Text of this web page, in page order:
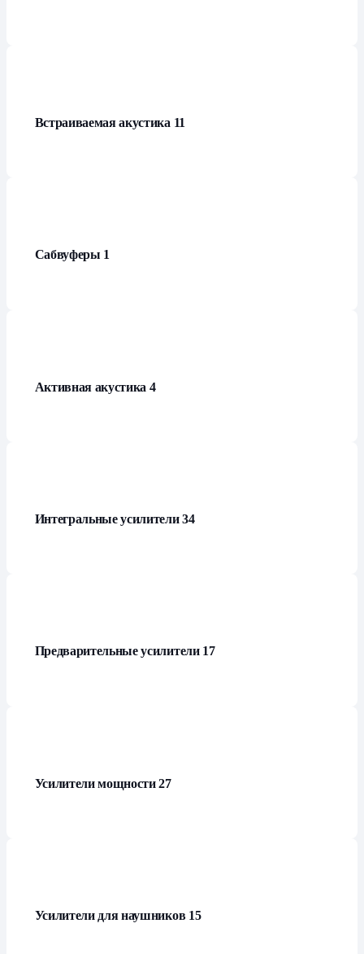
Встраиваемая акустика 11
Сабвуферы 1
Активная акустика 4
Интегральные усилители34
Предварительные усилители 17
Усилители мощности27
Усилители для наушников 15